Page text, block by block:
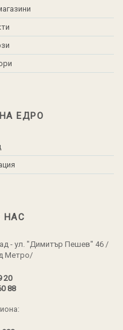
ЕДРО
НАС
- ул. "Димитър Пешев" 46 /
Метро/
20
88